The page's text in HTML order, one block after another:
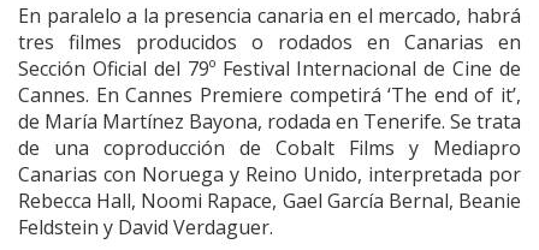
En paralelo a la presencia canaria en el mercado, habrá
tres filmes producidos o rodados en Canarias en
Sección Oficial del 79º Festival Internacional de Cine de
Cannes. En Cannes Premiere competirá ‘The end of it’,
de María Martínez Bayona, rodada en Tenerife. Se trata
de una coproducción de Cobalt Films y Mediapro
Canarias con Noruega y Reino Unido, interpretada por
Rebecca Hall, Noomi Rapace, Gael García Bernal, Beanie
Feldstein y David Verdaguer.